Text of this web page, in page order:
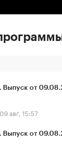
Выпуск от
09 авг, 15:57
Выпуск от